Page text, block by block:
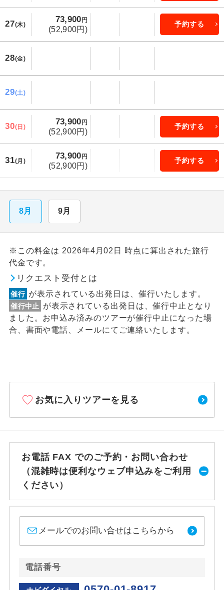
27(木)
73,900 円
(52,900円)
予約する
28(金)
29(土)
30(日)
73,900 円
(52,900円)
予約する
31(月)
73,900 円
(52,900円)
予約する
8月 9月
※この料金は 2026年4月02日 時点に算出された旅行
代金です。
リクエスト受付とは
催行 が表示されている出発日は、催行いたします。
催行中止
が表示されている出発日は、催行中止となり
ました。お申込み済みのツアーが催行中止になった場
合、書面や電話、メールにてご連絡いたします。
お気に入りツアーを見る
お電話 FAX でのご予約・お問い合わせ
（混雑時は便利なウェブ申込みをご利用
ください）
メールでのお問い合せはこちらから
電話番号